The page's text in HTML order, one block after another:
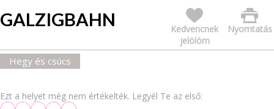
GALZIGBAHN Nyomtatás
Kedvencnek
jelölöm
Hegy és csúcs
Ezt a helyet még nem értékelték. Legyél Te az első: